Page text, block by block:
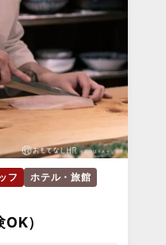
フ ホテル・旅館
）